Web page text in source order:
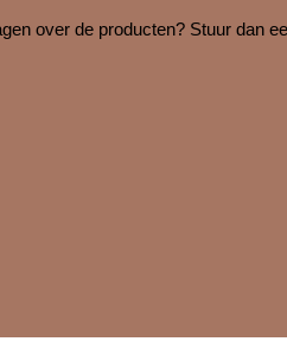
over de producten? Stuur dan